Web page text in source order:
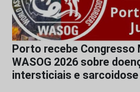
Porto recebe Congresso
WASOG 2026 sobre
intersticiais e sarcoidose